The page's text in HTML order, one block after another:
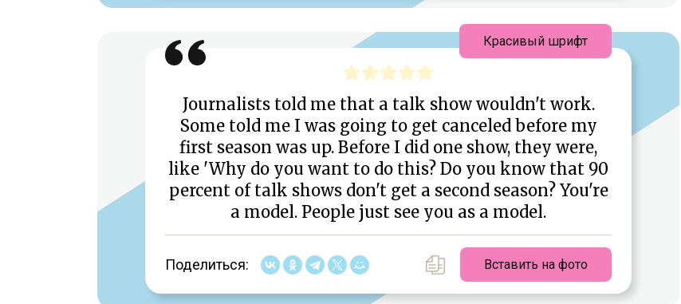
Journalists told me that a talk show wouldn't work.
Some told me I was going to get canceled before my
first season was up. Before I did one show, they were,
like 'Why do you want to do this? Do you know that 90
percent of talk shows don't get a second season? You're
a model. People just see you as a model.
Поделиться: Вставить на фото
Красивый шрифт